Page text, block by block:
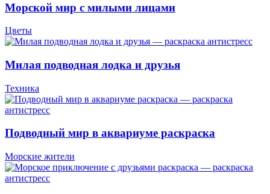
Морской мир с милыми лицами
Цветы
Милая подводная лодка и друзья
Техника
Подводный мир в аквариуме раскраска
Морские жители